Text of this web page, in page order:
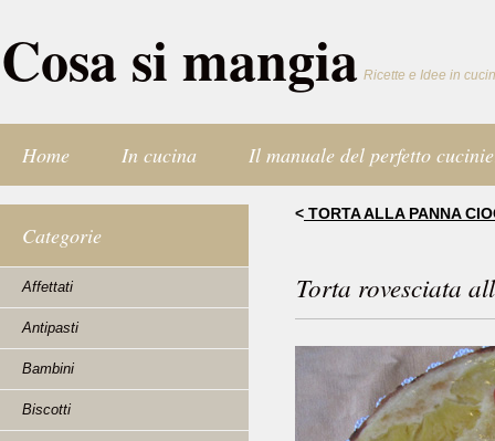
Cosa si mangia Ricette e Idee in
Home In cucina Il manuale del perfetto
Categorie
Affettati
Antipasti
Bambini
Biscotti
< TORTA ALLA PANNA
Torta rovesciata